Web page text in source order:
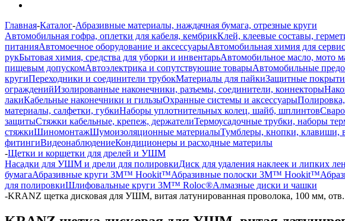
Главная-Каталог-Абразивные материалы, наждачная бумага, отрезные круги
Автомобильная гофра, оплетки для кабеля, кембрикКлей, клеевые составы,
питанияАвтомоечное оборудование и аксессуарыАвтомобильная химия для
рукБытовая химия, средства для уборки и инвентарьАвтомобильное масло, мото
пищевым допускомАвтоэлектрика и сопутствующие товарыАвтомобильные
кругиПереходники и соединители трубокМатериалы для пайкиЗащитные
огражденийИзолированные наконечники, разъемы, соединители, коннекторы
лакиКабельные наконечники и гильзыОхранные системы и аксессуары
материалы, салфетки, губкиНаборы уплотнительных колец, шайб, шплинтов
защитыСтяжки кабельные, крепеж, держателиТермоусадочные трубки, наборы
стяжкиШиномонтажШумоизоляционные материалыТумблеры, кнопки, клавиши,
фитингиВидеонаблюдениеКондиционеры и расходные материлы
-Щетки и корщетки для дрелей и УШМ
Насадки для УШМ и дрели для полировкиДиск для удаления наклеек и липких
бумагаАбразивные круги 3M™ Hookit™Абразивные полоски 3M™ Hookit™
для полировкиШлифовальные круги 3M™ Roloc®Алмазные диски и чашки
-KRANZ щетка дисковая для УШМ, витая латунированная проволока, 100 мм,